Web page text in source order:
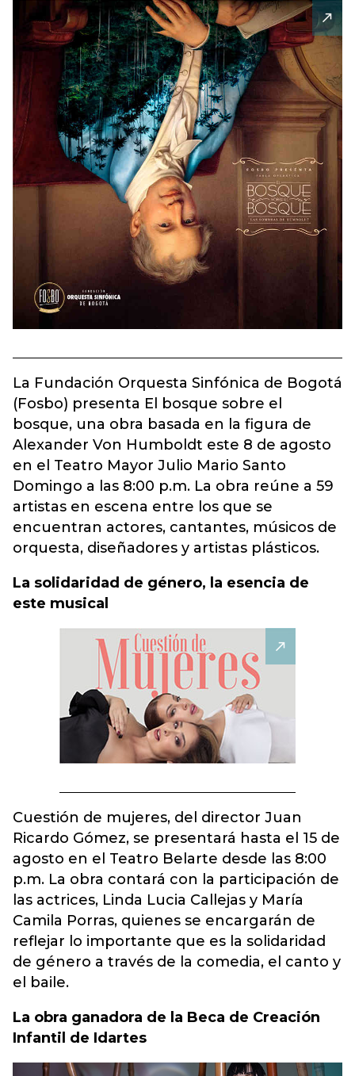
La Fundación Orquesta Sinfónica de Bogotá
(Fosbo) presenta El bosque sobre el
bosque, una obra basada en la figura de
Alexander Von Humboldt este 8 de agosto
en el Teatro Mayor Julio Mario Santo
Domingo a las 8:00 p.m. La obra reúne a 59
artistas en escena entre los que se
encuentran actores, cantantes, músicos de
orquesta, diseñadores y artistas plásticos.
La solidaridad de género, la esencia de
este musical
Cuestión de mujeres, del director Juan
Ricardo Gómez, se presentará hasta el 15 de
agosto en el Teatro Belarte desde las 8:00
p.m. La obra contará con la participación de
las actrices, Linda Lucia Callejas y María
Camila Porras, quienes se encargarán de
reflejar lo importante que es la solidaridad
de género a través de la comedia, el canto y
el baile.
La obra ganadora de la Beca de Creación
Infantil de Idartes